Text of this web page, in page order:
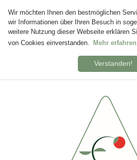
Wir möchten Ihnen den bestmöglichen
wir Informationen über Ihren Besuch in
weitere Nutzung dieser Webseite erklären
von Cookies einverstanden.
Mehr erfahren
Verstanden!